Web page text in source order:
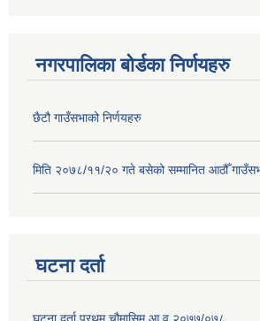
नगरपालिका बोर्डका निर्णयहरु
छैटौ गाउँसभाको निर्णयहरु
मिति २०७८/११/२० गते बसेको सम्मानित आठौँ
घटना दर्ता
घट्ना दर्ता प्रथम चौमासिम आ.व २०७७/०७८